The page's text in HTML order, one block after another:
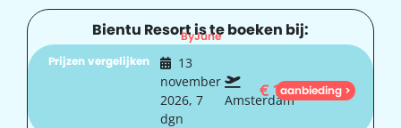
Bientu Resort is te boeken bij:
ByJune
Prijzen vergelijken
13
november
2026, 7
dgn
Amsterdam
€ 1.049
aanbieding >